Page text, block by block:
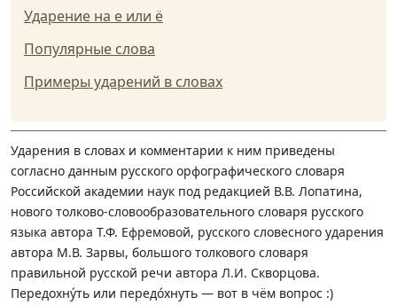
Ударение на е или ё
Популярные слова
Примеры ударений в словах
Ударения в словах и комментарии к ним приведены
согласно данным русского орфографического словаря
Российской академии наук под редакцией В.В. Лопатина,
нового толково-словообразовательного словаря русского
языка автора Т.Ф. Ефремовой, русского словесного ударения
автора М.В. Зарвы, большого толкового словаря
правильной русской речи автора Л.И. Скворцова.
Передохну́ть или передо́хнуть — вот в чём вопрос :)